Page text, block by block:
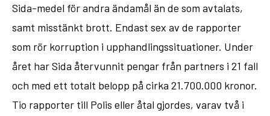
Sida-medel för andra ändamål än de som avtalats,
samt misstänkt brott. Endast sex av de rapporter
som rör korruption i upphandlingssituationer. Under
året har Sida återvunnit pengar från partners i 21 fall
och med ett totalt belopp på cirka 21.700.000 kronor.
Tio rapporter till Polis eller åtal gjordes, varav två i